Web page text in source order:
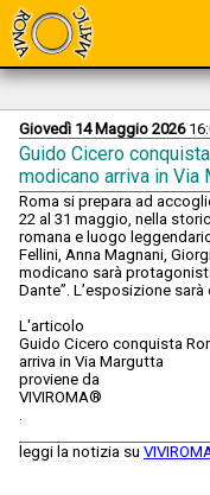
Giovedì 14 Maggio 2026
Guido Cicero
modicano arriva in Via
Roma si prepara ad
22 al 31 maggio, nella
romana e luogo
Fellini, Anna Magnani,
modicano sarà
Dante”. L’esposizione
L'articolo
Guido Cicero conquista
arriva in Via Margutta
proviene da
VIVIROMA®
.
leggi la notizia su